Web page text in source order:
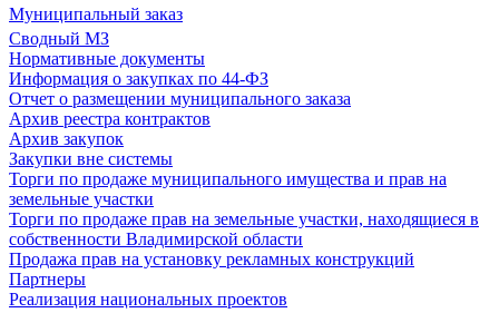
Муниципальный заказ
Сводный МЗ
Нормативные документы
Информация о закупках по 44-ФЗ
Отчет о размещении муниципального заказа
Архив реестра контрактов
Архив закупок
Закупки вне системы
Торги по продаже муниципального имущества и прав на
земельные участки
Торги по продаже прав на земельные участки, находящиеся в
собственности Владимирской области
Продажа прав на установку рекламных конструкций
Партнеры
Реализация национальных проектов